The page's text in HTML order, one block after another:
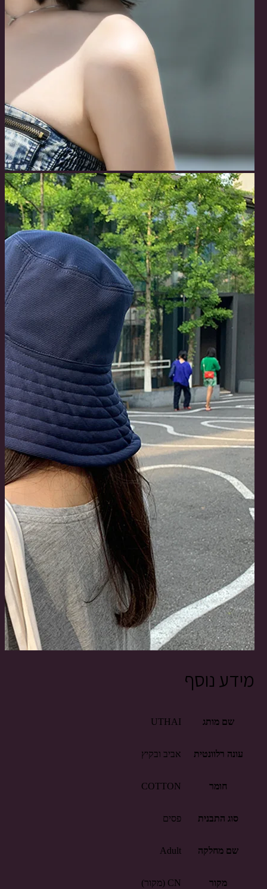
מידע נוסף
שם מותג UTHAI
עונה רלוונטית אביב ובקיץ
חומר COTTON
סוג התבנית פסים
שם מחלקה Adult
מקור CN (מקור)